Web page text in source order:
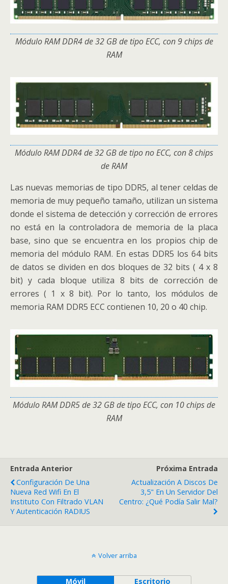
Módulo RAM DDR4 de 32 GB de tipo ECC, con 9 chips de
RAM
Módulo RAM DDR4 de 32 GB de tipo no ECC, con 8 chips
de RAM
Las nuevas memorias de tipo DDR5, al tener celdas de
memoria de muy pequeño tamaño, utilizan un sistema
donde el sistema de detección y corrección de errores
no está en la controladora de memoria de la placa
base, sino que se encuentra en los propios chip de
memoria del módulo RAM. En estas DDR5 los 64 bits
de datos se dividen en dos bloques de 32 bits ( 4 x 8
bit) y cada bloque utiliza 8 bits de corrección de
errores ( 1 x 8 bit). Por lo tanto, los módulos de
memoria RAM DDR5 ECC contienen 10, 20 o 40 chip.
Módulo RAM DDR5 de 32 GB de tipo ECC, con 10 chips de
RAM
Entrada Anterior
Configuración De Una
Nueva Red Wifi En El
Instituto Con Filtrado VLAN
Y Autenticación RADIUS
Próxima Entrada
Actualización A Discos De
3,5" En Un Servidor Del
Centro: ¿qué Podía Salir Mal?
Volver arriba
Móvil Escritorio